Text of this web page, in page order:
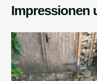
Impressionen